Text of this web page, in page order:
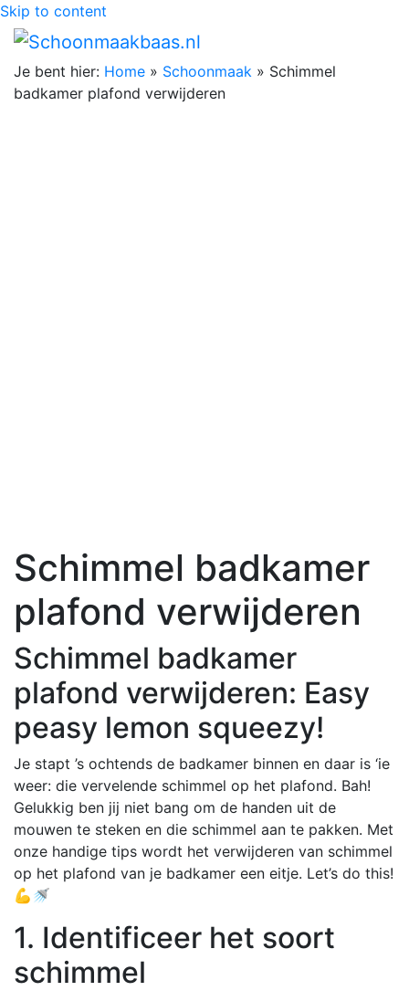
Skip to content
Je bent hier: Home » Schoonmaak » Schimmel
badkamer plafond verwijderen
Schimmel badkamer
plafond verwijderen
Schimmel badkamer
plafond verwijderen: Easy
peasy lemon squeezy!
Je stapt ’s ochtends de badkamer binnen en daar is ‘ie
weer: die vervelende schimmel op het plafond. Bah!
Gelukkig ben jij niet bang om de handen uit de
mouwen te steken en die schimmel aan te pakken. Met
onze handige tips wordt het verwijderen van schimmel
op het plafond van je badkamer een eitje. Let’s do this!
💪🚿
1. Identificeer het soort
schimmel